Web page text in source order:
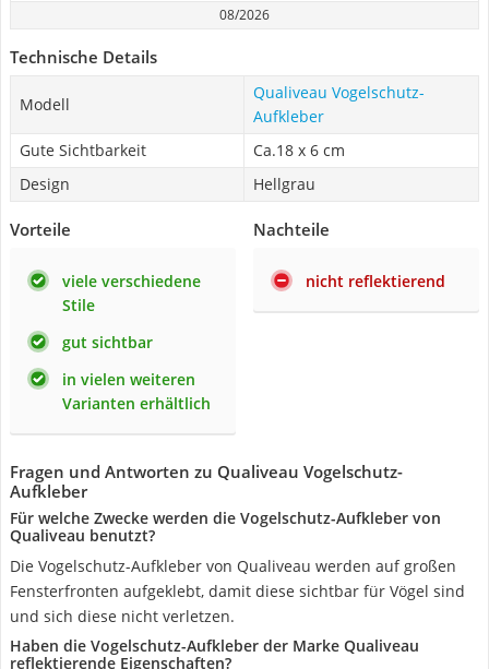
08/2026
Technische Details
Modell
Qualiveau Vogelschutz-
Aufkleber
Gute Sichtbarkeit
Ca.18 x 6 cm
Design
Hellgrau
Vorteile
viele verschiedene
Stile
gut sichtbar
in vielen weiteren
Varianten erhältlich
Nachteile
nicht reflektierend
Fragen und Antworten zu Qualiveau Vogelschutz-
Aufkleber
Für welche Zwecke werden die Vogelschutz-Aufkleber von
Qualiveau benutzt?
Die Vogelschutz-Aufkleber von Qualiveau werden auf großen
Fensterfronten aufgeklebt, damit diese sichtbar für Vögel sind
und sich diese nicht verletzen.
Haben die Vogelschutz-Aufkleber der Marke Qualiveau
reflektierende Eigenschaften?